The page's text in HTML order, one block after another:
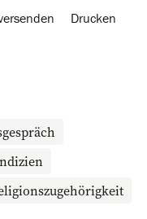
Drucken